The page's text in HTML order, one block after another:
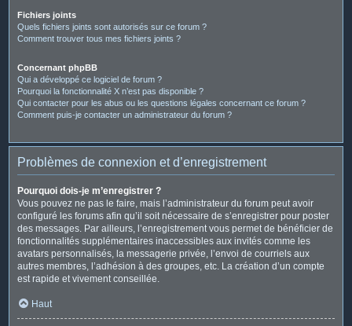
Fichiers joints
Quels fichiers joints sont autorisés sur ce forum ?
Comment trouver tous mes fichiers joints ?
Concernant phpBB
Qui a développé ce logiciel de forum ?
Pourquoi la fonctionnalité X n’est pas disponible ?
Qui contacter pour les abus ou les questions légales concernant ce forum ?
Comment puis-je contacter un administrateur du forum ?
Problèmes de connexion et d’enregistrement
Pourquoi dois-je m’enregistrer ?
Vous pouvez ne pas le faire, mais l’administrateur du forum peut avoir
configuré les forums afin qu’il soit nécessaire de s’enregistrer pour poster
des messages. Par ailleurs, l’enregistrement vous permet de bénéficier de
fonctionnalités supplémentaires inaccessibles aux invités comme les
avatars personnalisés, la messagerie privée, l’envoi de courriels aux
autres membres, l’adhésion à des groupes, etc. La création d’un compte
est rapide et vivement conseillée.
Haut